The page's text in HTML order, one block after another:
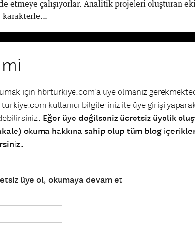
etmeye çalışıyorlar. Analitik projeleri oluşturan
karakterle...
için hbrturkiye.com’a üye olmanız
kullanıcı bilgileriniz ile üye girişi
Eğer üye değilseniz ücretsiz üyelik
okuma hakkına sahip olup tüm blog
üye ol, okumaya devam et